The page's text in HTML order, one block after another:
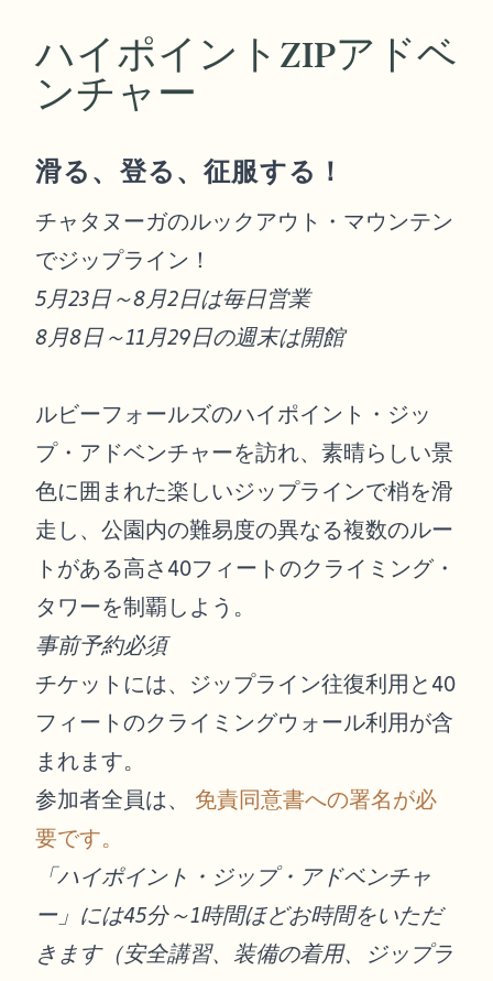
ハイポイントZIPアドベ
ンチャー
滑る、登る、征服する！
チャタヌーガのルックアウト・マウンテン
でジップライン！
5月23日～8月2日は毎日営業
8月8日～11月29日の週末は開館
ルビーフォールズのハイポイント・ジッ
プ・アドベンチャーを訪れ、素晴らしい景
色に囲まれた楽しいジップラインで梢を滑
走し、公園内の難易度の異なる複数のルー
トがある高さ40フィートのクライミング・
タワーを制覇しよう。
事前予約必須
チケットには、ジップライン往復利用と40
フィートのクライミングウォール利用が含
まれます。
参加者全員は、 免責同意書への署名が必
要です。
「ハイポイント・ジップ・アドベンチャ
ー」には45分～1時間ほどお時間をいただ
きます（安全講習、装備の着用、ジップラ